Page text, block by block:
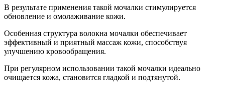
В результате применения такой мочалки стимулируется
обновление и омолаживание кожи.
Особенная структура волокна мочалки обеспечивает
эффективный и приятный массаж кожи, способствуя
улучшению кровообращения.
При регулярном использовании такой мочалки идеально
очищается кожа, становится гладкой и подтянутой.